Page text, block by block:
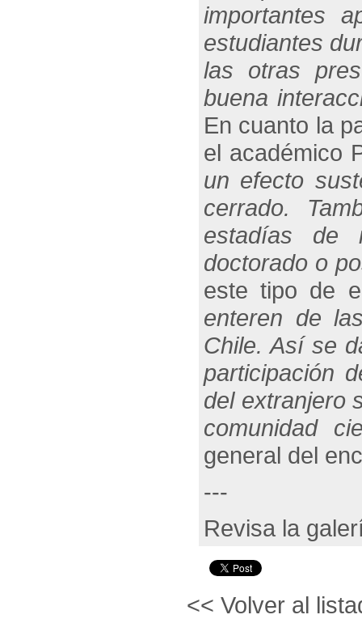
importantes
estudiantes
las otras
buena
En cuanto la
el académico
un efecto
cerrado.
estadías de
doctorado o
este tipo de
enteren de
Chile. Así se
participación
del extranjero
comunidad
general del
---
Revisa la
<< Volver al